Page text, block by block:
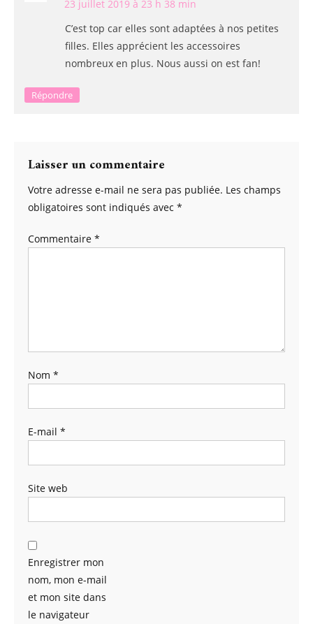
23 juillet 2019 à 23 h 38 min
C’est top car elles sont adaptées à nos petites
filles. Elles apprécient les accessoires
nombreux en plus. Nous aussi on est fan!
Répondre
Laisser un commentaire
Votre adresse e-mail ne sera pas publiée. Les champs
obligatoires sont indiqués avec *
Commentaire *
Nom *
E-mail *
Site web
Enregistrer mon
nom, mon e-mail
et mon site dans
le navigateur